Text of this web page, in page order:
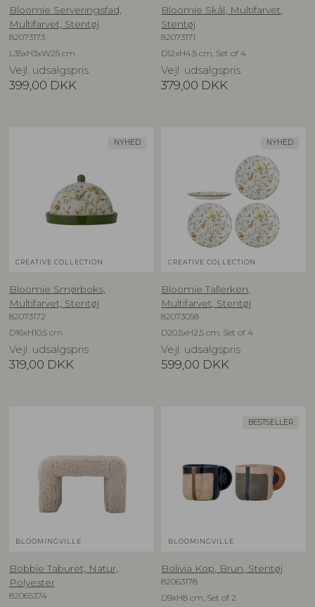
Bloomie Serveringsfad,
Multifarvet, Stentøj
82073173
L35xH3xW25 cm
Vejl. udsalgspris
399,00 DKK
Bloomie Skål, Multifarvet,
Stentøj
82073171
D12xH4,5 cm, Set of 4
Vejl. udsalgspris
379,00 DKK
NYHED
CREATIVE COLLECTION
Bloomie Smørboks,
Multifarvet, Stentøj
82073172
D16xH10,5 cm
Vejl. udsalgspris
319,00 DKK
NYHED
CREATIVE COLLECTION
Bloomie Tallerken,
Multifarvet, Stentøj
82073058
D20,5xH2,5 cm, Set of 4
Vejl. udsalgspris
599,00 DKK
BLOOMINGVILLE
Bobbie Taburet, Natur,
Polyester
82065374
BESTSELLER
BLOOMINGVILLE
Bolivia Kop, Brun, Stentøj
82063178
D9xH8 cm, Set of 2